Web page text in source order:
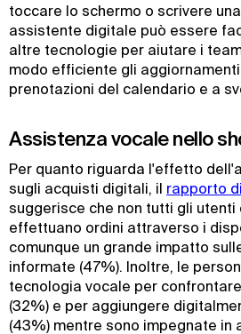
toccare lo schermo o scrivere
assistente digitale può essere
altre tecnologie per aiutare i
modo efficiente gli
prenotazioni del calendario e a
Assistenza vocale nello
Per quanto riguarda l'effetto
sugli acquisti digitali, il rapporto
suggerisce che non tutti gli
effettuano ordini attraverso i
comunque un grande impatto
informate (47%). Inoltre, le
tecnologia vocale per
(32%) e per aggiungere
(43%) mentre sono impegnate in